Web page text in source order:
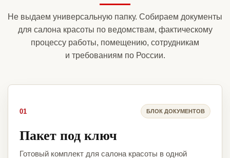
Не выдаем универсальную папку. Собираем документы
для салона красоты по ведомствам, фактическому
процессу работы, помещению, сотрудникам
и требованиям по России.
01 БЛОК ДОКУМЕНТОВ
Пакет под ключ
Готовый комплект для салона красоты в одной